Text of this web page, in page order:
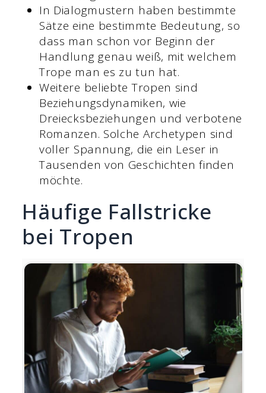
In Dialogmustern haben bestimmte
Sätze eine bestimmte Bedeutung, so
dass man schon vor Beginn der
Handlung genau weiß, mit welchem
Trope man es zu tun hat.
Weitere beliebte Tropen sind
Beziehungsdynamiken, wie
Dreiecksbeziehungen und verbotene
Romanzen. Solche Archetypen sind
voller Spannung, die ein Leser in
Tausenden von Geschichten finden
möchte.
Häufige Fallstricke
bei Tropen